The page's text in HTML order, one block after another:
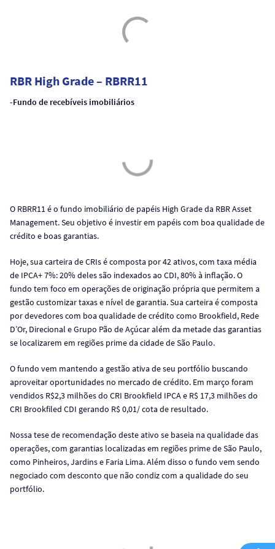
RBR High Grade – RBRR11
-Fundo de recebíveis imobiliários
O RBRR11 é o fundo imobiliário de papéis High Grade da RBR Asset
Management. Seu objetivo é investir em papéis com boa qualidade de
crédito e boas garantias.
Hoje, sua carteira de CRIs é composta por 42 ativos, com taxa média
de IPCA+ 7%: 20% deles são indexados ao CDI, 80% à inflação. O
fundo tem foco em operações de originação própria que permitem a
gestão customizar taxas e nível de garantia. Sua carteira é composta
por devedores com boa qualidade de crédito como Brookfield, Rede
D’Or, Direcional e Grupo Pão de Açúcar além da metade das garantias
se localizarem em regiões prime da cidade de São Paulo.
O fundo vem mantendo a gestão ativa de seu portfólio buscando
aproveitar oportunidades no mercado de crédito. Em março foram
vendidos R$2,3 milhões do CRI Brookfield IPCA e R$ 17,3 milhões do
CRI Brookfiled CDI gerando R$ 0,01/ cota de resultado.
Nossa tese de recomendação deste ativo se baseia na qualidade das
operações, com garantias localizadas em regiões prime de São Paulo,
como Pinheiros, Jardins e Faria Lima. Além disso o fundo vem sendo
negociado com desconto que não condiz com a qualidade do seu
portfólio.